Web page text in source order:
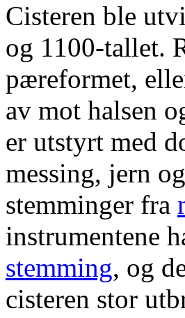
Cisteren ble
og 1100-tallet.
pæreformet,
av mot halsen
er utstyrt med
messing, jern
stemminger fra
instrumentene
stemming, og
cisteren stor